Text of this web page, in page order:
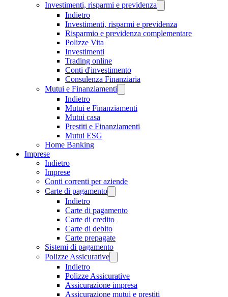
Investimenti, risparmi e previdenza
Indietro
Investimenti, risparmi e previdenza
Risparmio e previdenza complementare
Polizze Vita
Investimenti
Trading online
Conti d'investimento
Consulenza Finanziaria
Mutui e Finanziamenti
Indietro
Mutui e Finanziamenti
Mutui casa
Prestiti e Finanziamenti
Mutui ESG
Home Banking
Imprese
Indietro
Imprese
Conti correnti per aziende
Carte di pagamento
Indietro
Carte di pagamento
Carte di credito
Carte di debito
Carte prepagate
Sistemi di pagamento
Polizze Assicurative
Indietro
Polizze Assicurative
Assicurazione impresa
Assicurazione mutui e prestiti